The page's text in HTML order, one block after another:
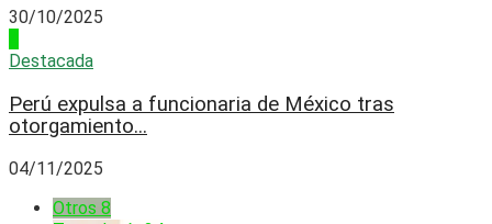
30/10/2025
Destacada
Perú expulsa a funcionaria de México tras
otorgamiento...
04/11/2025
Otros 8